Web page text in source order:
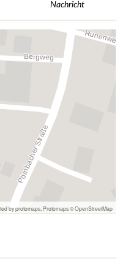
Nachricht
by protomaps Protomaps©OpenStreetMap